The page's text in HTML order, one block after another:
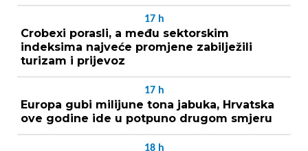
17 h
Crobexi porasli, a među sektorskim
indeksima najveće promjene zabilježili
turizam i prijevoz
17 h
Europa gubi milijune tona jabuka, Hrvatska
ove godine ide u potpuno drugom smjeru
18 h